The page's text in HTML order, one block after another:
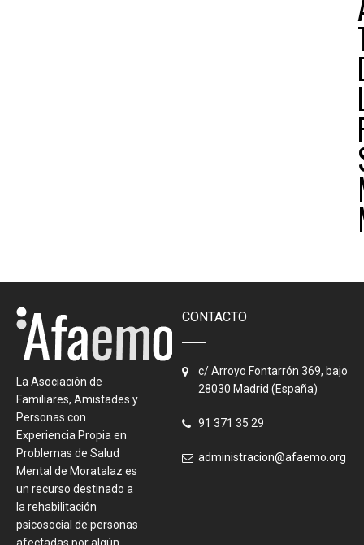
La Asociación de
Familiares, Amistades y
Personas con
Experiencia Propia en
Problemas de Salud
Mental de Moratalaz es
un recurso destinado a
la rehabilitación
psicosocial de personas
CONTACTO
c/ Arroyo Fontarrón 369, bajo
28030 Madrid (España)
91 371 35 29
administracion@afaemo.org